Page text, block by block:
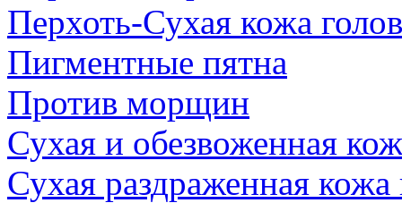
Перхоть-Сухая кожа
Пигментные пятна
Против морщин
Сухая и обезвоженная
Сухая раздраженная кожа